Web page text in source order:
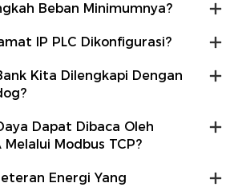
Beban Minimumnya?
IP PLC Dikonfigurasi?
Kita Dilengkapi Dengan
Dapat Dibaca Oleh
Modbus TCP?
Energi Yang